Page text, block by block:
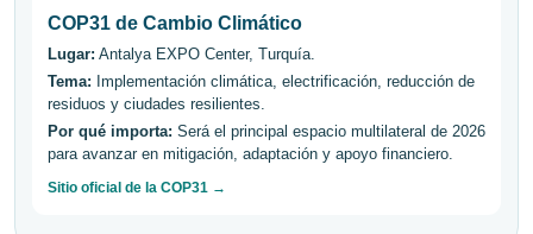
COP31 de Cambio Climático
Lugar: Antalya EXPO Center, Turquía.
Tema: Implementación climática, electrificación, reducción de
residuos y ciudades resilientes.
Por qué importa: Será el principal espacio multilateral de 2026
para avanzar en mitigación, adaptación y apoyo financiero.
Sitio oficial de la COP31 →